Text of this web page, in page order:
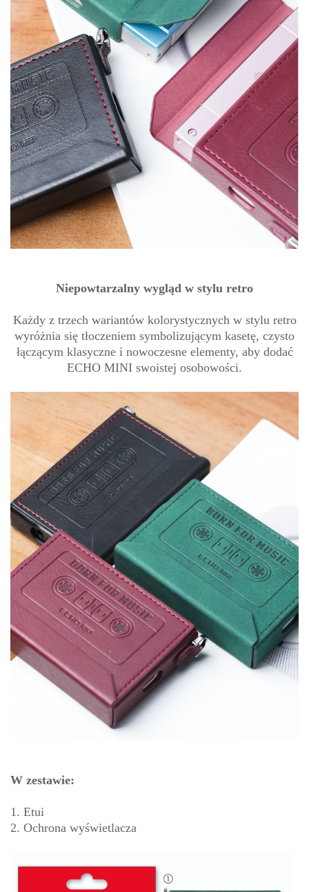
Niepowtarzalny wygląd w stylu retro
Każdy z trzech wariantów kolorystycznych w stylu retro
wyróżnia się tłoczeniem symbolizującym kasetę, czysto
łączącym klasyczne i nowoczesne elementy, aby dodać
ECHO MINI swoistej osobowości.
W zestawie:
1. Etui
2. Ochrona wyświetlacza